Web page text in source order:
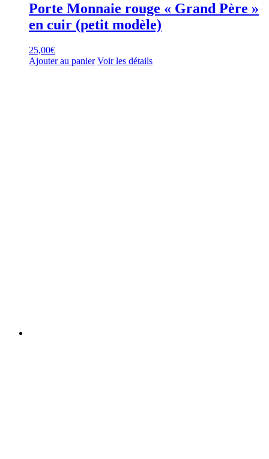
Porte Monnaie rouge « Grand Père »
en cuir (petit modèle)
25,00€
Ajouter au panier Voir les détails